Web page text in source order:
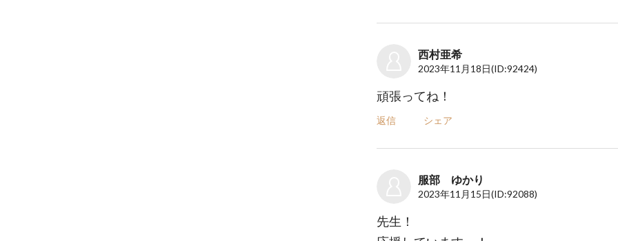
西村亜希
2023年11月18日(ID:92424)
頑張ってね！
返信 シェア
服部 ゆかり
2023年11月15日(ID:92088)
先生！